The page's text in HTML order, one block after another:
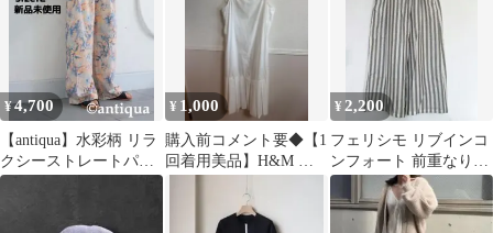
¥4,700
【antiqua】水彩柄 リラ
クシーストレートパン
ツ オレンジ L
¥ 1,000
購入前コメント要◆【1
回着用美品】H&M プ
ピース S 白
¥ 2,200
フェリシモ リブインコ
ンフォート 前重なりパ
ンツ ダブルガーゼ MT